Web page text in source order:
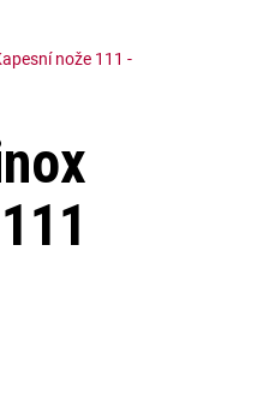
nože 111 -